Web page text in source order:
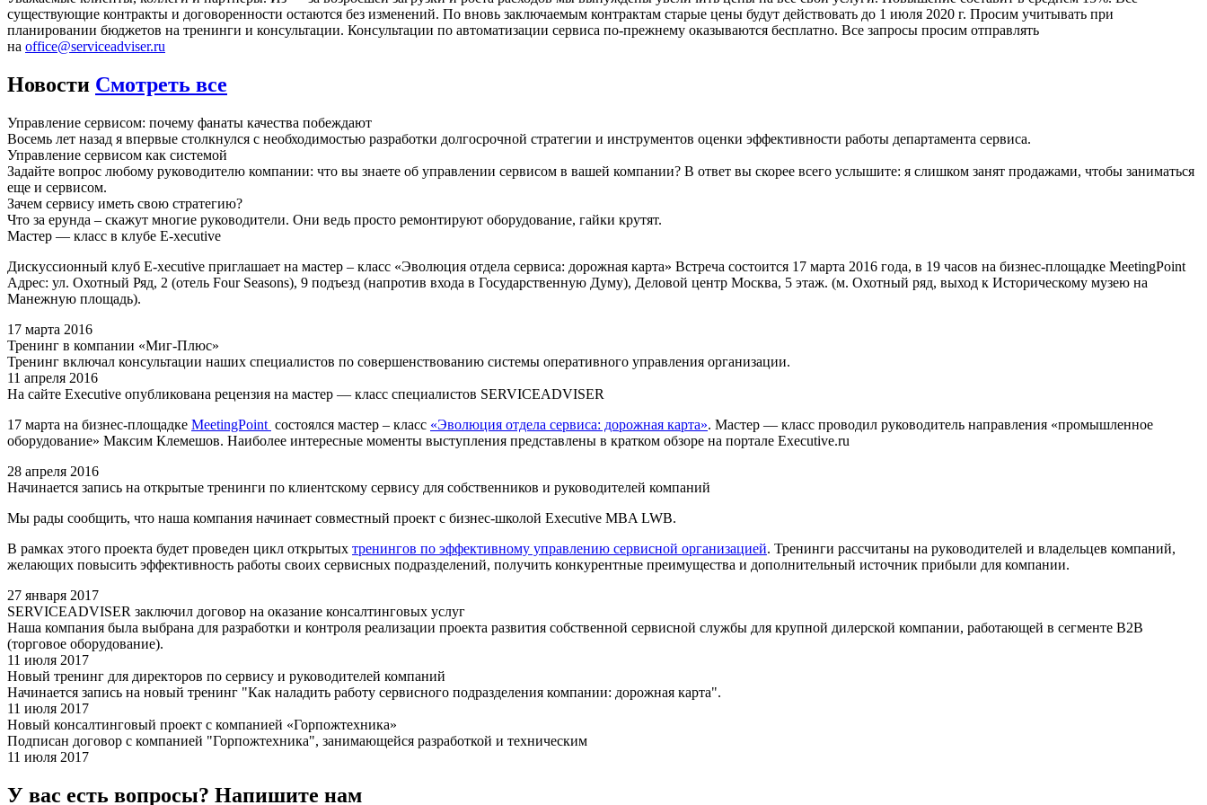
существующие контракты и договоренности остаются без изменений. По вновь заключаемым контрактам старые цены будут действовать до 1 июля 2020 г. Просим учитывать при
планировании бюджетов на тренинги и консультации. Консультации по автоматизации сервиса по-прежнему оказываются бесплатно. Все запросы просим отправлять
на office@serviceadviser.ru
Новости Смотреть все
Управление сервисом: почему фанаты качества побеждают
Восемь лет назад я впервые столкнулся с необходимостью разработки долгосрочной стратегии и инструментов оценки эффективности работы департамента сервиса.
Управление сервисом как системой
Задайте вопрос любому руководителю компании: что вы знаете об управлении сервисом в вашей компании? В ответ вы скорее всего услышите: я слишком занят продажами, чтобы заниматься
еще и сервисом.
Зачем сервису иметь свою стратегию?
Что за ерунда – скажут многие руководители. Они ведь просто ремонтируют оборудование, гайки крутят.
Мастер — класс в клубе E-xecutive
Дискуссионный клуб E-xecutive приглашает на мастер – класс «Эволюция отдела сервиса: дорожная карта» Встреча состоится 17 марта 2016 года, в 19 часов на бизнес-площадке MeetingPoint
Адрес: ул. Охотный Ряд, 2 (отель Four Seasons), 9 подъезд (напротив входа в Государственную Думу), Деловой центр Москва, 5 этаж. (м. Охотный ряд, выход к Историческому музею на
Манежную площадь).
17 марта 2016
Тренинг в компании «Миг-Плюс»
Тренинг включал консультации наших специалистов по совершенствованию системы оперативного управления организации.
11 апреля 2016
На сайте Executive опубликована рецензия на мастер — класс специалистов SERVICEADVISER
17 марта на бизнес-площадке MeetingPoint состоялся мастер – класс «Эволюция отдела сервиса: дорожная карта». Мастер — класс проводил руководитель направления «промышленное
оборудование» Максим Клемешов. Наиболее интересные моменты выступления представлены в кратком обзоре на портале Executive.ru
28 апреля 2016
Начинается запись на открытые тренинги по клиентскому сервису для собственников и руководителей компаний
Мы рады сообщить, что наша компания начинает совместный проект с бизнес-школой Executive MBA LWB.
В рамках этого проекта будет проведен цикл открытых тренингов по эффективному управлению сервисной организацией. Тренинги рассчитаны на руководителей и владельцев компаний,
желающих повысить эффективность работы своих сервисных подразделений, получить конкурентные преимущества и дополнительный источник прибыли для компании.
27 января 2017
SERVICEADVISER заключил договор на оказание консалтинговых услуг
Наша компания была выбрана для разработки и контроля реализации проекта развития собственной сервисной службы для крупной дилерской компании, работающей в сегменте B2B
(торговое оборудование).
11 июля 2017
Новый тренинг для директоров по сервису и руководителей компаний
Начинается запись на новый тренинг "Как наладить работу сервисного подразделения компании: дорожная карта".
11 июля 2017
Новый консалтинговый проект с компанией «Горпожтехника»
Подписан договор с компанией "Горпожтехника", занимающейся разработкой и техническим
11 июля 2017
У вас есть вопросы? Напишите нам